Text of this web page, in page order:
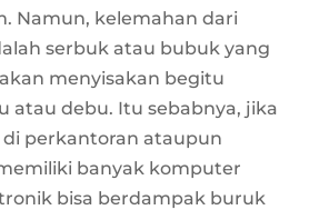
Namun, kelemahan dari
serbuk atau bubuk yang
menyisakan begitu
atau debu. Itu sebabnya, jika
perkantoran ataupun
banyak komputer
bisa berdampak buruk